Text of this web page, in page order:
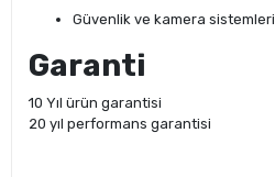
Güvenlik ve kamera sistemleri
Garanti
10 Yıl ürün garantisi
20 yıl performans garantisi